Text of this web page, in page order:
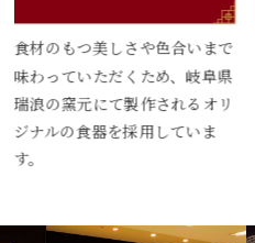
食材のもつ美しさや色合いまで
味わっていただくため、岐阜県
瑞浪の窯元にて製作されるオリ
ジナルの食器を採用していま
す。